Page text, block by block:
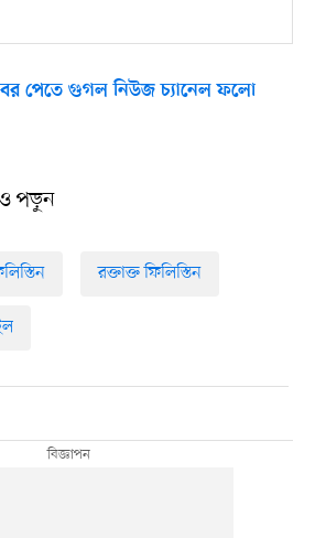
পেতে গুগল নিউজ চ্যানেল ফলো
পড়ুন
রক্তাক্ত ফিলিস্তিন